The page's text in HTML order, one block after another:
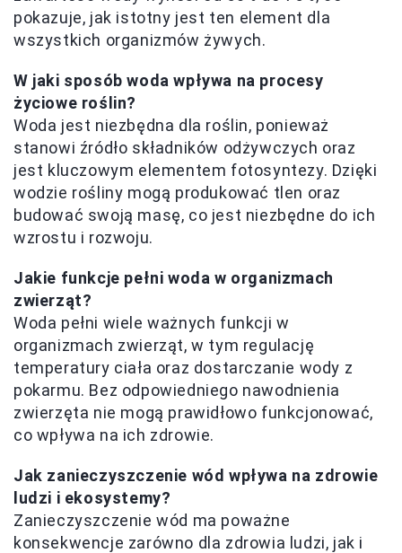
pokazuje, jak istotny jest ten element dla
wszystkich organizmów żywych.
W jaki sposób woda wpływa na procesy
życiowe roślin?
Woda jest niezbędna dla roślin, ponieważ
stanowi źródło składników odżywczych oraz
jest kluczowym elementem fotosyntezy. Dzięki
wodzie rośliny mogą produkować tlen oraz
budować swoją masę, co jest niezbędne do ich
wzrostu i rozwoju.
Jakie funkcje pełni woda w organizmach
zwierząt?
Woda pełni wiele ważnych funkcji w
organizmach zwierząt, w tym regulację
temperatury ciała oraz dostarczanie wody z
pokarmu. Bez odpowiedniego nawodnienia
zwierzęta nie mogą prawidłowo funkcjonować,
co wpływa na ich zdrowie.
Jak zanieczyszczenie wód wpływa na zdrowie
ludzi i ekosystemy?
Zanieczyszczenie wód ma poważne
konsekwencje zarówno dla zdrowia ludzi, jak i